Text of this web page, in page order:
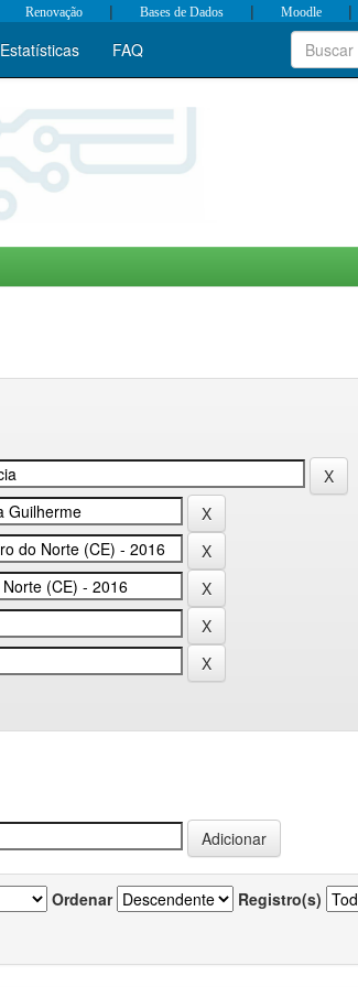
Renovação | Bases de Dados | Moodle |
Estatísticas FAQ
Ordenar Registro(s)